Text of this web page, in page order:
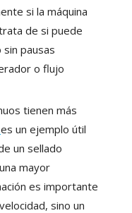
si la máquina
de si puede
pausas
o flujo
tienen más
es un ejemplo útil
un sellado
mayor
es importante
sino un